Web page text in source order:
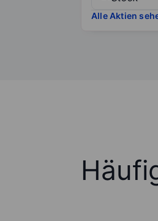
Alle Aktien